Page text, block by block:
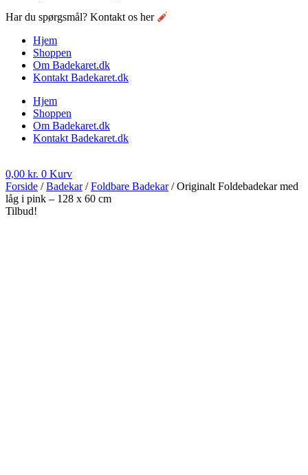
Har du spørgsmål? Kontakt os her
Hjem
Shoppen
Om Badekaret.dk
Kontakt Badekaret.dk
Hjem
Shoppen
Om Badekaret.dk
Kontakt Badekaret.dk
0,00 kr. 0 Kurv
Forside /Badekar/Foldbare Badekar/ Originalt Foldebadekar med
låg i pink – 128 x 60 cm
Tilbud!